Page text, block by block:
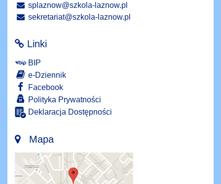
splaznow@szkola-laznow.pl
sekretariat@szkola-laznow.pl
Linki
BIP
e-Dziennik
Facebook
Polityka Prywatności
Deklaracja Dostępności
Mapa